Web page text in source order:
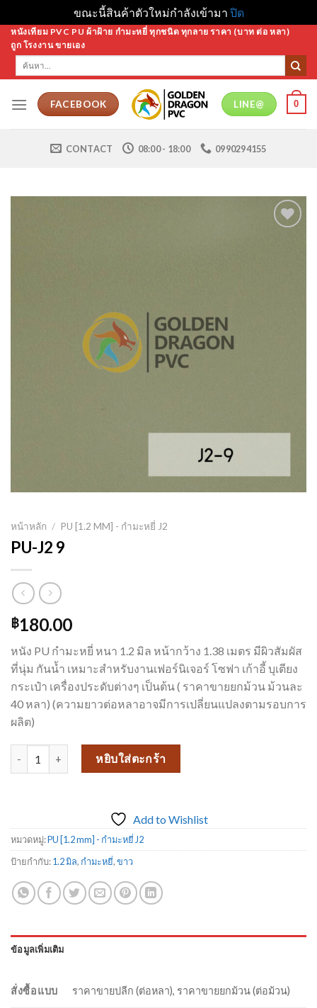
ขณะนี้สินค้าตัวใหม่กำลังเข้ามา ปิด
Skip
content
หนังเทียม PVC PU ผ้าฝ้าย กำมะหยี่ ทุกชนิด ทุกลาย ราคา (บาท ต่อ หลา)
ถูก โรงงาน ขายเอง
ค้นหา:
FACEBOOK LINE@ 0
CONTACT 08:00 - 18:00 0990294155
หน้าหลัก / PU [1.2 MM] - กำมะหยี่ J2
PU-J2 9
฿180.00
หนัง PU กำมะหยี่ หนา 1.2 มิล หน้ากว้าง 1.38 เมตร มีผิวสัมผัส
ที่นุ่ม กันน้ำ เหมาะสำหรับงานเฟอร์นิเจอร์ โซฟา เก้าอี้ บุเตียง
กระเป๋า เครื่องประดับต่างๆ เป็นต้น ( ราคาขายยกม้วน ม้วนละ
40 หลา) (ความยาวต่อหลาอาจมีการเปลี่ยนแปลงตามรอบการ
ผลิต)
หยิบใส่ตะกร้า
Add to Wishlist
หมวดหมู่:PU [1.2 mm] - กำมะหยี่ J2
ป้ายกำกับ:1.2 มิล, กำมะหยี่,ขาว
ข้อมูลเพิ่มเติม
สั่งซื้อแบบ ราคาขายปลีก (ต่อหลา), ราคาขายยกม้วน (ต่อม้วน)